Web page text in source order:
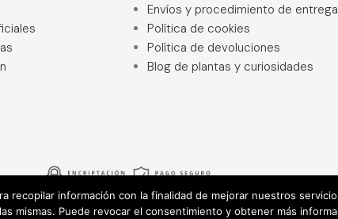
Envíos y procedimiento de entrega
Política de cookies
Política de devoluciones
Blog de plantas y curiosidades
información con la finalidad de mejorar nuestros
mismas. Puede revocar el consentimiento y obtener más